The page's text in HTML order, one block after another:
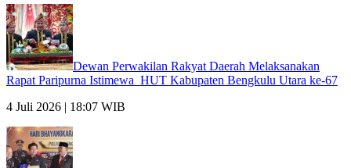
Dewan Perwakilan Rakyat Daerah Melaksanakan
Rapat Paripurna Istimewa HUT Kabupaten Bengkulu Utara ke-67
4 Juli 2026 | 18:07 WIB